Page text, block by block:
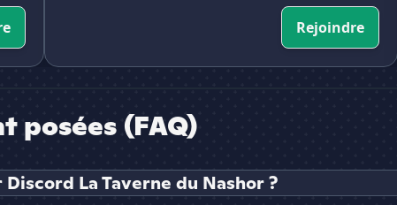
Rejoindre
posées (FAQ)
La Taverne du Nashor ?